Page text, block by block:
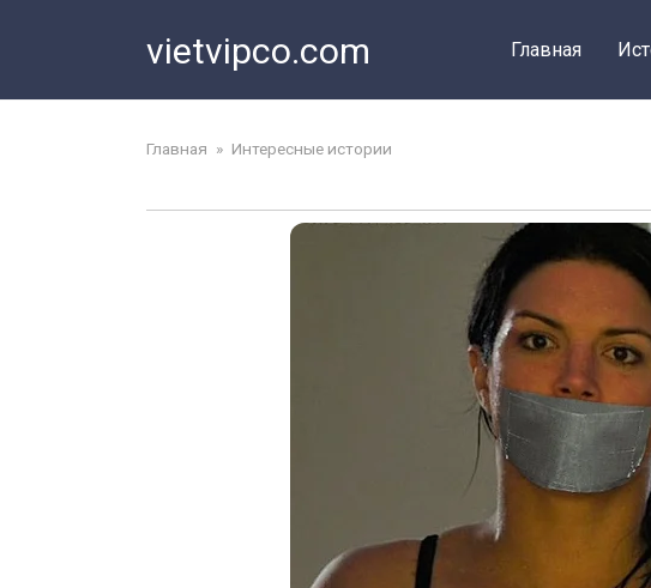
vietvipco.com Главная
Главная » Интересные истории